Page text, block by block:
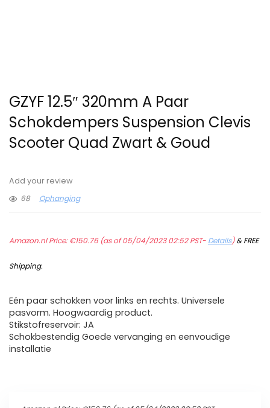
GZYF 12.5″ 320mm A Paar
Schokdempers Suspension Clevis
Scooter Quad Zwart & Goud
Add your review
68
Ophanging
Amazon.nl Price:€150.76(as of 05/04/2023 02:52 PST- Details)&FREE
Shipping.
Eén paar schokken voor links en rechts. Universele
pasvorm. Hoogwaardig product.
Stikstofreservoir: JA
Schokbestendig Goede vervanging en eenvoudige
installatie